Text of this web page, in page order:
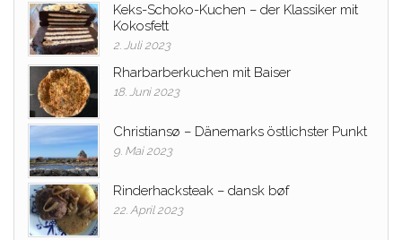
Keks-Schoko-Kuchen – der Klassiker mit
Kokosfett
2. Juli 2023
Rharbarberkuchen mit Baiser
18. Juni 2023
Christiansø – Dänemarks östlichster Punkt
9. Mai 2023
Rinderhacksteak – dansk bøf
22. April 2023